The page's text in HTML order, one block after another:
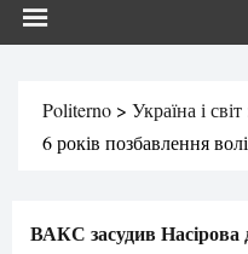
Politerno > Україна і світ
6 років позбавлення волі
ВАКС засудив Насірова